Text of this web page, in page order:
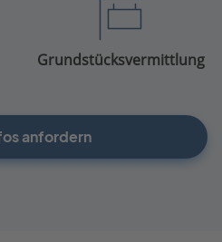
Grundstücksvermittlung
anfordern